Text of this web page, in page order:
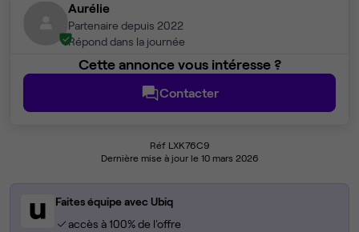
Aurélie
Partenaire depuis 2022
Répond dans la journée
Cette annonce vous intéresse ?
Contacter
Réf LXK76C9
Dernière mise à jour le 10 mars 2026
Faites équipe avec Ubiq
accès à 100% de l'offre